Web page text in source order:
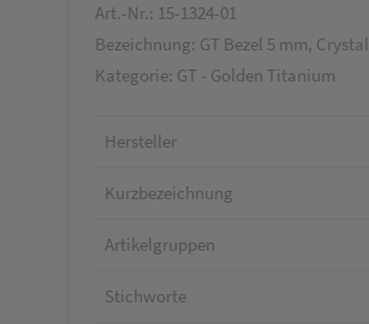
Art.-Nr.: 15-1324-01
Bezeichnung: GT Bezel 5 mm, Crystal
Kategorie: GT - Golden Titanium
Hersteller
Kurzbezeichnung
Artikelgruppen
Stichworte